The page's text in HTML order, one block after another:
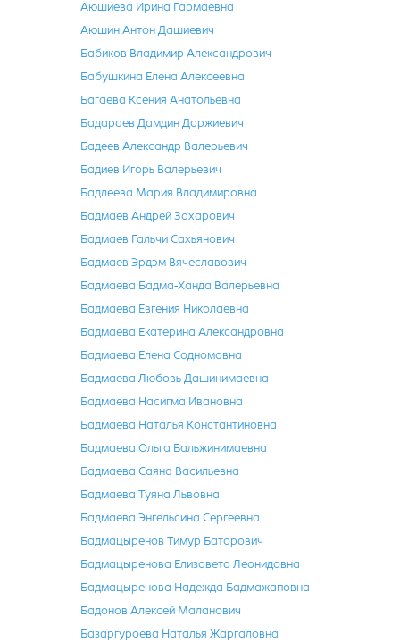
Аюшиева Ирина Гармаевна
Аюшин Антон Дашиевич
Бабиков Владимир Александрович
Бабушкина Елена Алексеевна
Багаева Ксения Анатольевна
Бадараев Дамдин Доржиевич
Бадеев Александр Валерьевич
Бадиев Игорь Валерьевич
Бадлеева Мария Владимировна
Бадмаев Андрей Захарович
Бадмаев Гальчи Сахьянович
Бадмаев Эрдэм Вячеславович
Бадмаева Бадма-Ханда Валерьевна
Бадмаева Евгения Николаевна
Бадмаева Екатерина Александровна
Бадмаева Елена Содномовна
Бадмаева Любовь Дашинимаевна
Бадмаева Насигма Ивановна
Бадмаева Наталья Константиновна
Бадмаева Ольга Бальжинимаевна
Бадмаева Саяна Васильевна
Бадмаева Туяна Львовна
Бадмаева Энгельсина Сергеевна
Бадмацыренов Тимур Баторович
Бадмацыренова Елизавета Леонидовна
Бадмацыренова Надежда Бадмажаповна
Бадонов Алексей Маланович
Базаргуроева Наталья Жаргаловна